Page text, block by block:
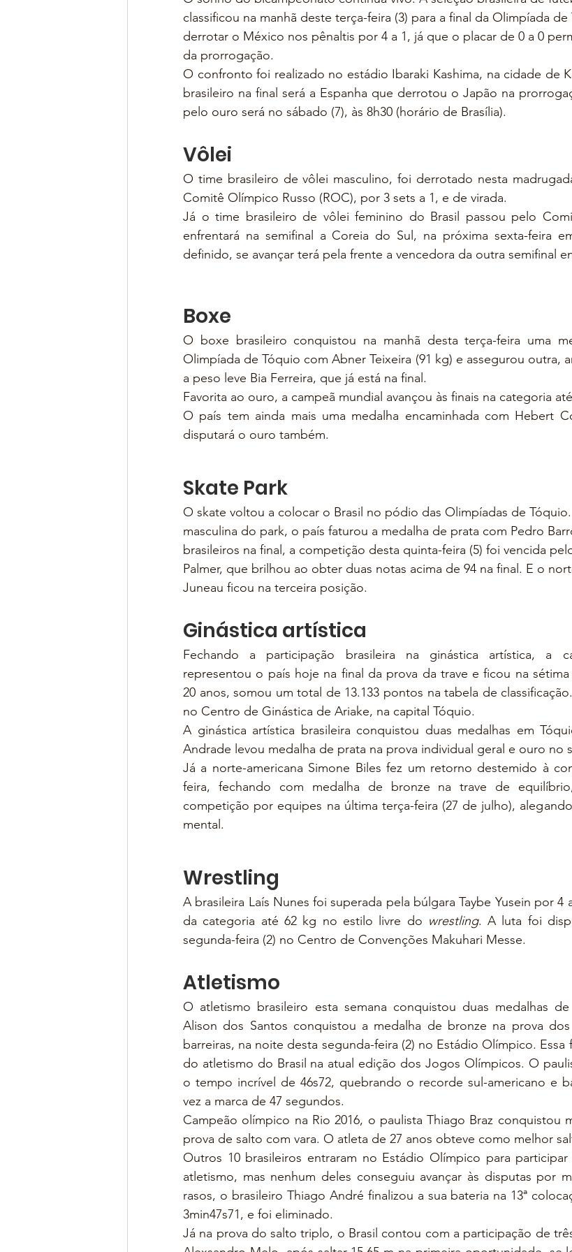
classificou na manhã deste terça-feira (3) para a final da Olimpíada
derrotar o México nos pênaltis por 4 a 1, já que o placar de 0 a 0
da prorrogação.
O confronto foi realizado no estádio Ibaraki Kashima, na cidade de
brasileiro na final será a Espanha que derrotou o Japão na
pelo ouro será no sábado (7), às 8h30 (horário de Brasília).
Vôlei
O time brasileiro de vôlei masculino, foi derrotado nesta
Comitê Olímpico Russo (ROC), por 3 sets a 1, e de virada.
Já o time brasileiro de vôlei feminino do Brasil passou pelo
enfrentará na semifinal a Coreia do Sul, na próxima sexta-feira
definido, se avançar terá pela frente a vencedora da outra semifinal
Boxe
O boxe brasileiro conquistou na manhã desta terça-feira uma
Olimpíada de Tóquio com Abner Teixeira (91 kg) e assegurou outra,
a peso leve Bia Ferreira, que já está na final.
Favorita ao ouro, a campeã mundial avançou às finais na categoria
O país tem ainda mais uma medalha encaminhada com Hebert
disputará o ouro também.
Skate Park
O skate voltou a colocar o Brasil no pódio das Olimpíadas de
masculina do park, o país faturou a medalha de prata com Pedro
brasileiros na final, a competição desta quinta-feira (5) foi vencida
Palmer, que brilhou ao obter duas notas acima de 94 na final. E o
Juneau ficou na terceira posição.
Ginástica artística
Fechando a participação brasileira na ginástica artística, a
representou o país hoje na final da prova da trave e ficou na
20 anos, somou um total de 13.133 pontos na tabela de
no Centro de Ginástica de Ariake, na capital Tóquio.
A ginástica artística brasileira conquistou duas medalhas em
Andrade levou medalha de prata na prova individual geral e ouro no
Já a norte-americana Simone Biles fez um retorno destemido à
feira, fechando com medalha de bronze na trave de
competição por equipes na última terça-feira (27 de julho),
mental.
Wrestling
A brasileira Laís Nunes foi superada pela búlgara Taybe Yusein por 4
da categoria até 62 kg no estilo livre do wrestling. A luta foi
segunda-feira (2) no Centro de Convenções Makuhari Messe.
Atletismo
O atletismo brasileiro esta semana conquistou duas medalhas
Alison dos Santos conquistou a medalha de bronze na prova
barreiras, na noite desta segunda-feira (2) no Estádio Olímpico. Essa
do atletismo do Brasil na atual edição dos Jogos Olímpicos. O
o tempo incrível de 46s72, quebrando o recorde sul-americano e
vez a marca de 47 segundos.
Campeão olímpico na Rio 2016, o paulista Thiago Braz conquistou
prova de salto com vara. O atleta de 27 anos obteve como melhor
Outros 10 brasileiros entraram no Estádio Olímpico para
atletismo, mas nenhum deles conseguiu avançar às disputas por
rasos, o brasileiro Thiago André finalizou a sua bateria na 13ª
3min47s71, e foi eliminado.
Já na prova do salto triplo, o Brasil contou com a participação de